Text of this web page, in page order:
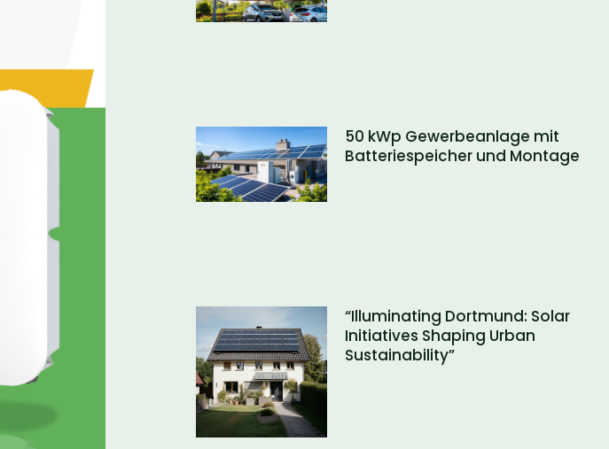
50 kWp Gewerbeanlage mit
Batteriespeicher und Montage
“Illuminating Dortmund: Solar
Initiatives Shaping Urban
Sustainability”